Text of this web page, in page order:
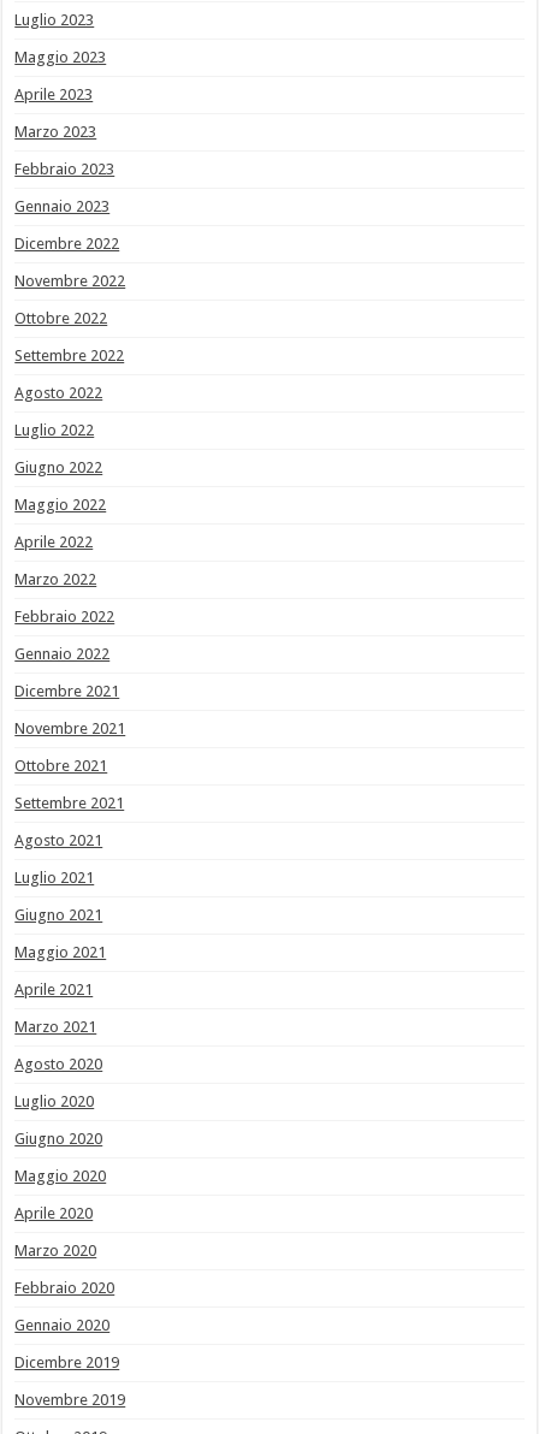
Luglio 2023
Maggio 2023
Aprile 2023
Marzo 2023
Febbraio 2023
Gennaio 2023
Dicembre 2022
Novembre 2022
Ottobre 2022
Settembre 2022
Agosto 2022
Luglio 2022
Giugno 2022
Maggio 2022
Aprile 2022
Marzo 2022
Febbraio 2022
Gennaio 2022
Dicembre 2021
Novembre 2021
Ottobre 2021
Settembre 2021
Agosto 2021
Luglio 2021
Giugno 2021
Maggio 2021
Aprile 2021
Marzo 2021
Agosto 2020
Luglio 2020
Giugno 2020
Maggio 2020
Aprile 2020
Marzo 2020
Febbraio 2020
Gennaio 2020
Dicembre 2019
Novembre 2019